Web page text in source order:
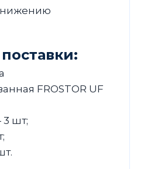
FROSTOR UF
шт;